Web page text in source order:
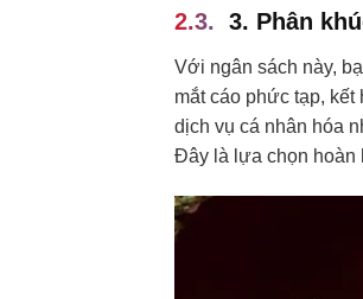
3. Phân
Với ngân sách này,
mắt cáo phức tạp,
dịch vụ cá nhân hóa
Đây là lựa chọn hoàn